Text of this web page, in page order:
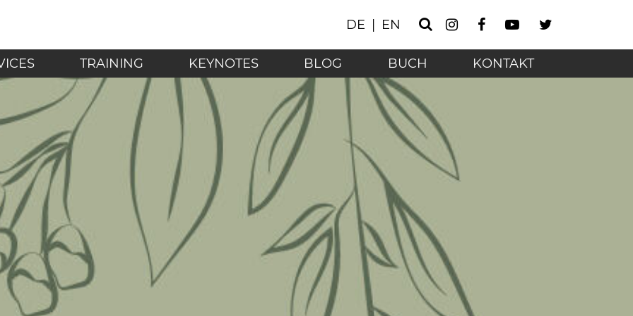
- Achtsamkeit in der digitalen Zeit -
DE EN SucheInstagram
FacebookYoutube
TRAINING KEYNOTES BLOG BUCH KONTAKT